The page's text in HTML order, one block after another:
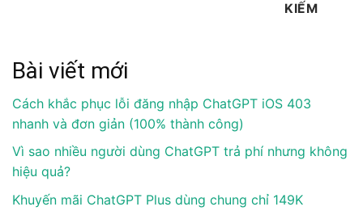
KIẾM
Bài viết mới
Cách khắc phục lỗi đăng nhập ChatGPT iOS 403
nhanh và đơn giản (100% thành công)
Vì sao nhiều người dùng ChatGPT trả phí nhưng không
hiệu quả?
Khuyến mãi ChatGPT Plus dùng chung chỉ 149K